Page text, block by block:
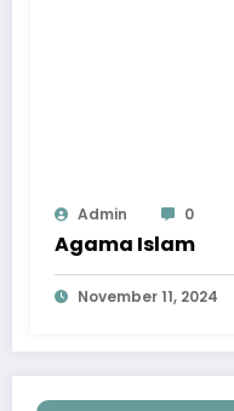
Admin 0
Agama Islam
November 11, 2024